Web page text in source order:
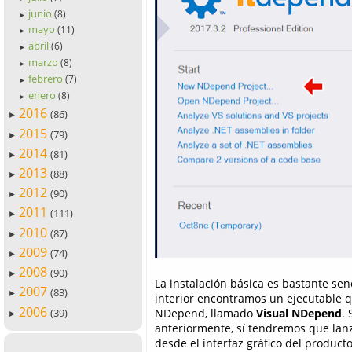
► junio (8)
► mayo (11)
► abril (6)
► marzo (8)
► febrero (7)
► enero (8)
► 2016 (86)
► 2015 (79)
► 2014 (81)
► 2013 (88)
► 2012 (90)
► 2011 (111)
► 2010 (87)
► 2009 (74)
► 2008 (90)
► 2007 (83)
► 2006 (39)
La instalación básica es bastante
interior encontramos un ejecutable
NDepend, llamado Visual NDepend.
anteriormente, sí tendremos que
desde el interfaz gráfico del